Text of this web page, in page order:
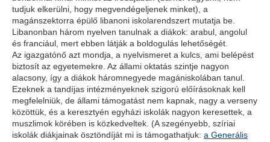
tudjuk elkerülni, hogy megvendégeljenek minket), a
magánszektorra épülő libanoni iskolarendszert mutatja be.
Libanonban három nyelven tanulnak a diákok: arabul, angolul
és franciául, mert ebben látják a boldogulás lehetőségét.
Az igazgatónő azt mondja, a nyelvismeret a kulcs, ami belépést
biztosít az egyetemekre. Az állami oktatás szintje nagyon
alacsony, így a diákok háromnegyede magániskolában tanul.
Ezeknek a tandíjas intézményeknek szigorú előírásoknak kell
megfelelniük, de állami támogatást nem kapnak, nagy a verseny
közöttük, és a keresztyén egyházi iskolák nagyon keresettek, a
muszlimok körében is közkedveltek. (A szegényebb, szíriai
iskolák diákjainak ösztöndíját mi is támogathatjuk: a Generális